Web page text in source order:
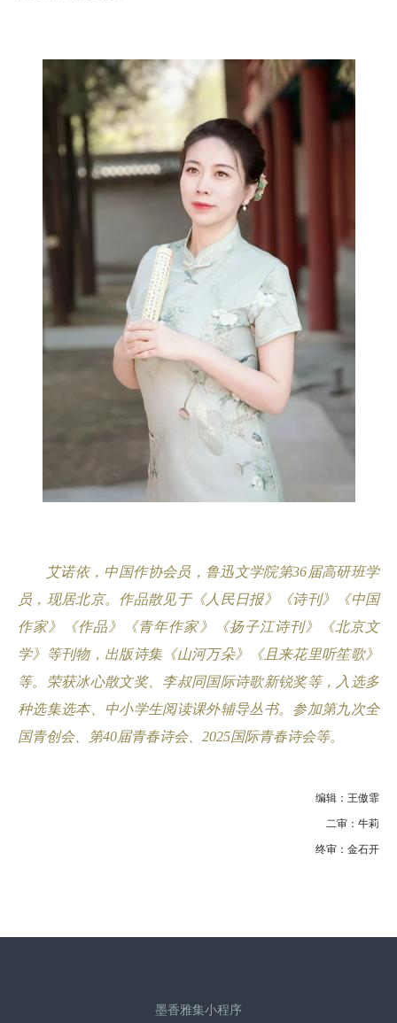
艾诺依， 中国作协会员，鲁迅文学院第36届高研班学
员，现居北京。作品散见于《人民日报》《诗刊》《中国
作家》《作品》《青年作家》《扬子江诗刊》《北京文
学》等刊物，出版诗集《山河万朵》《且来花里听笙歌》
等。荣获冰心散文奖、李叔同国际诗歌新锐奖等，入选多
种选集选本、中小学生阅读课外辅导丛书。参加第九次全
国青创会、第40届青春诗会、 2025国际青春诗会等。
编辑：王傲霏
二审：牛莉
终审：金石开
墨香雅集小程序